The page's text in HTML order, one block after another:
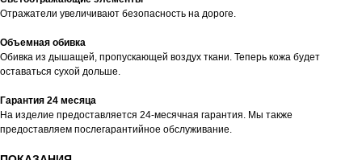
Отражатели увеличивают безопасность на дороге.
Объемная обивка
Обивка из дышащей, пропускающей воздух ткани. Теперь кожа будет
оставаться сухой дольше.
Гарантия 24 месяца
На изделие предоставляется 24-месячная гарантия. Мы также
предоставляем послегарантийное обслуживание.